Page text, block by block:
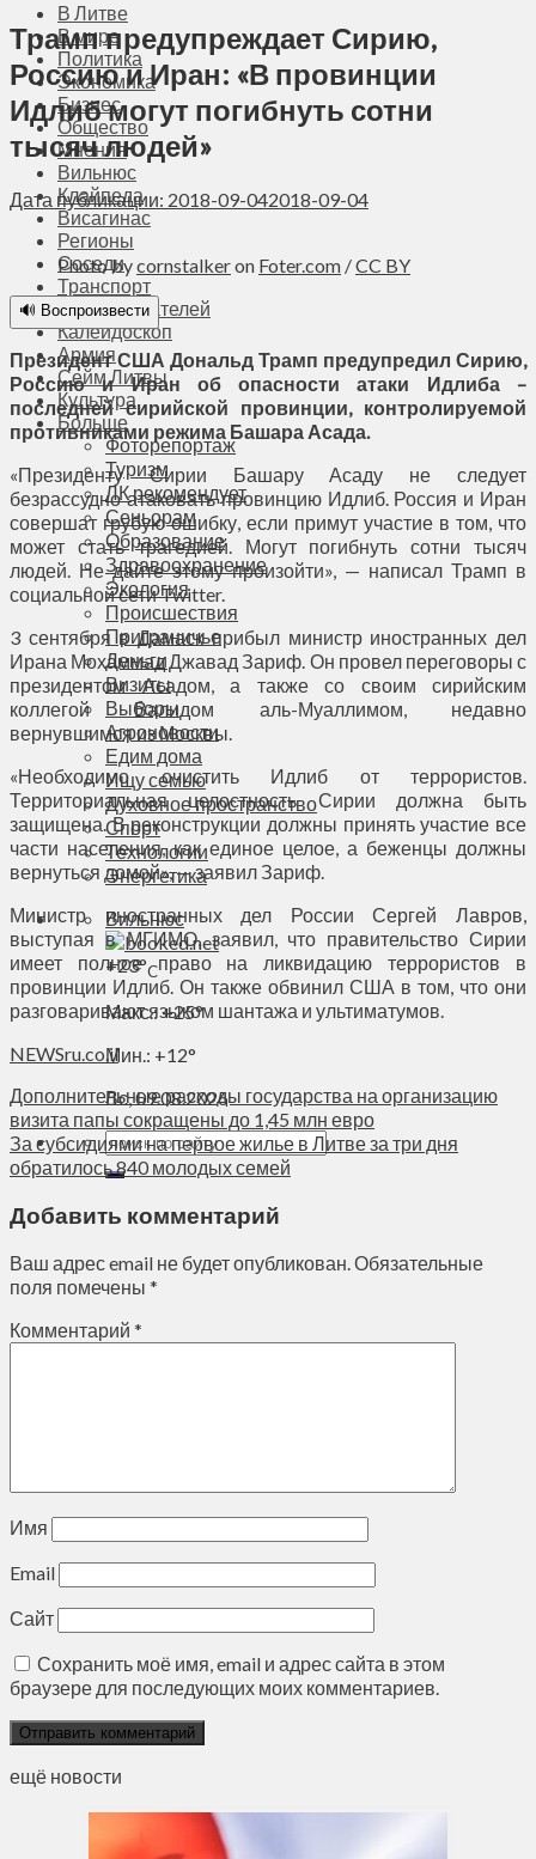
В Литве
В мире
Политика
Экономика
Бизнес
Общество
Мнения
Вильнюс
Клайпеда
Висагинас
Регионы
Соседи
Транспорт
Выбор читателей
Калейдоскоп
Армия
Сейм Литвы
Культура
Больше
Фоторепортаж
Туризм
ЛК рекомендует
Сеньорам
Образование
Здравоохранение
Экология
Происшествия
Приграничье
Деньги
Визиты
Выборы
Агроновости
Едим дома
Ищу семью
Духовное пространство
Спорт
Технологии
Энергетика
Вильнюс
+23°C
Макс.:+25°
Мин.: +12°
Вс, 09.08.2026
Трамп предупреждает Сирию,
Россию и Иран: «В провинции
Идлиб могут погибнуть сотни
тысяч людей»
Дата публикации: 2018-09-042018-09-04
Photo bycornstalkeron Foter.com /CC BY
🔊 Воспроизвести
Президент США Дональд Трамп предупредил Сирию,
Россию и Иран об опасности атаки Идлиба –
последней сирийской провинции, контролируемой
противниками режима Башара Асада.
«Президенту Сирии Башару Асаду не следует
безрассудно атаковать провинцию Идлиб. Россия и Иран
совершат грубую ошибку, если примут участие в том, что
может стать трагедией. Могут погибнуть сотни тысяч
людей. Не дайте этому произойти», — написал Трамп в
социальной сети Twitter.
3 сентября в Дамаск прибыл министр иностранных дел
Ирана Мохаммад Джавад Зариф. Он провел переговоры с
президентом Асадом, а также со своим сирийским
коллегой Валидом аль-Муаллимом, недавно
вернувшимся из Москвы.
«Необходимо очистить Идлиб от террористов.
Территориальная целостность Сирии должна быть
защищена. В реконструкции должны принять участие все
части населения, как единое целое, а беженцы должны
вернуться домой», — заявил Зариф.
Министр иностранных дел России Сергей Лавров,
выступая в МГИМО, заявил, что правительство Сирии
имеет полное право на ликвидацию террористов в
провинции Идлиб. Он также обвинил США в том, что они
разговаривают языком шантажа и ультиматумов.
NEWSru.co.il
Дополнительные расходы государства на организацию
визита папы сокращены до 1,45 млн евро
За субсидиями на первое жилье в Литве за три дня
обратилось 840 молодых семей
Добавить комментарий
Ваш адрес email не будет опубликован.Обязательные
поля помечены *
Комментарий *
Имя
Email
Сайт
Сохранить моё имя, email и адрес сайта в этом
браузере для последующих моих комментариев.
ещё новости